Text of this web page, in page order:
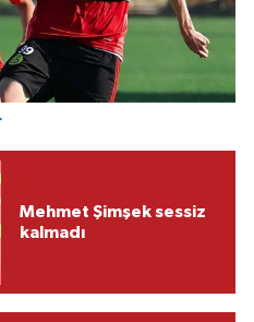
Mehmet Şimşek sessiz
kalmadı